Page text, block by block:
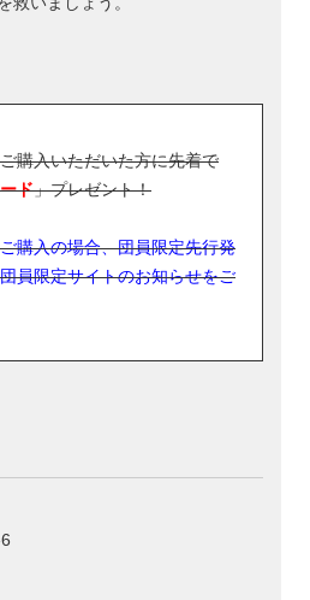
購入いただいた方に先着で
ド」プレゼント！
購入の場合、団員限定先行発
員限定サイトのお知らせをご